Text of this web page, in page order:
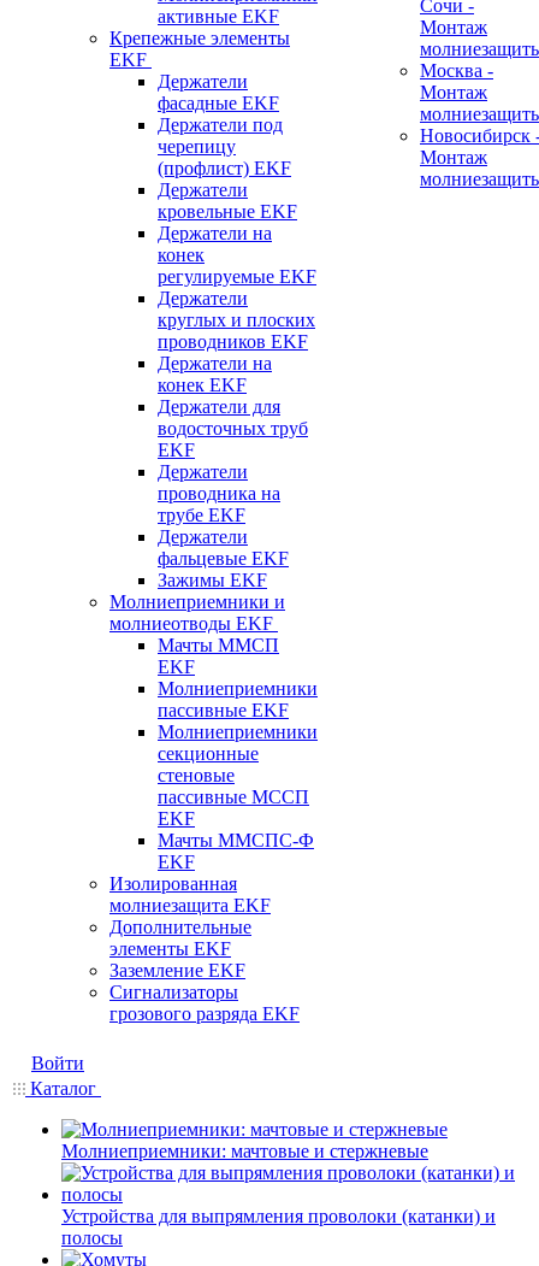
активные EKF
Крепежные элементы
EKF
Держатели
фасадные EKF
Держатели под
черепицу
(профлист) EKF
Держатели
кровельные EKF
Держатели на
конек
регулируемые EKF
Держатели
круглых и плоских
проводников EKF
Держатели на
конек EKF
Держатели для
водосточных труб
EKF
Держатели
проводника на
трубе EKF
Держатели
фальцевые EKF
Зажимы EKF
Молниеприемники и
молниеотводы EKF
Мачты ММСП
EKF
Молниеприемники
пассивные EKF
Молниеприемники
секционные
стеновые
пассивные МССП
EKF
Мачты ММСПС-Ф
EKF
Изолированная
молниезащита EKF
Дополнительные
элементы EKF
Заземление EKF
Сигнализаторы
грозового разряда EKF
Сочи -
Монтаж
Москва -
Монтаж
Новосибирск
Монтаж
Войти
Каталог
Молниеприемники: мачтовые и стержневые
Устройства для выпрямления проволоки (катанки) и
полосы